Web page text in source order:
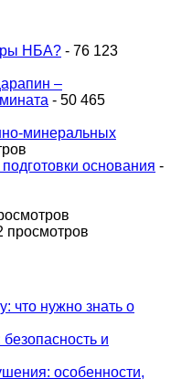
НБА? - 76 123
–
- 50 465
минеральных
основания -
просмотров
что нужно знать о
и
особенности,